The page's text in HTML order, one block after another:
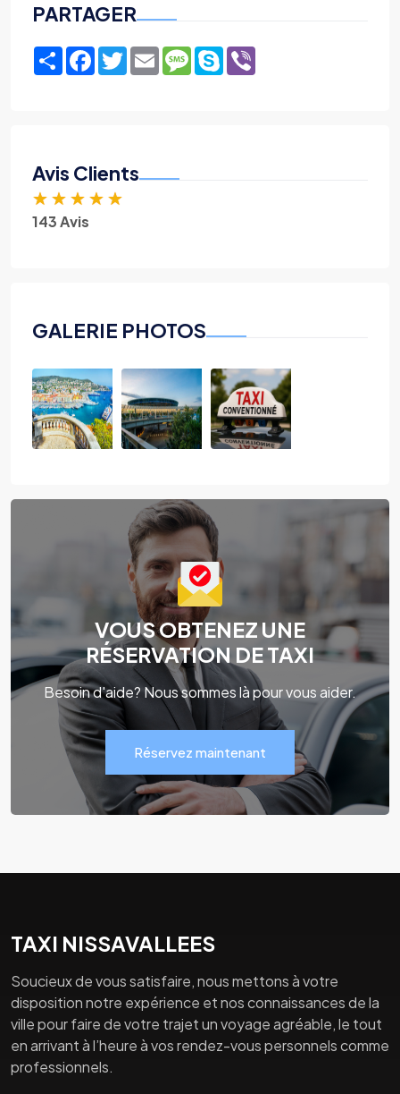
PARTAGER
ShareFacebook
TwitterEmailMessage
Skype
Avis Clients
★ ★ ★ ★ ★
143 Avis
GALERIE PHOTOS
VOUS OBTENEZ UNE
RÉSERVATION DE TAXI
Besoin d'aide? Nous sommes là pour vous aider.
Réservez maintenant
TAXI NISSAVALLEES
Soucieux de vous satisfaire, nous mettons à votre
disposition notre expérience et nos connaissances de la
ville pour faire de votre trajet un voyage agréable, le tout
en arrivant à l’heure à vos rendez-vous personnels comme
professionnels.